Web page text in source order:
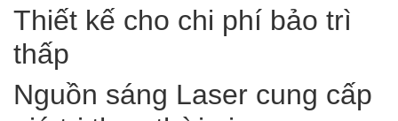
Thiết kế cho chi phí bảo trì
thấp
Nguồn sáng Laser cung cấp